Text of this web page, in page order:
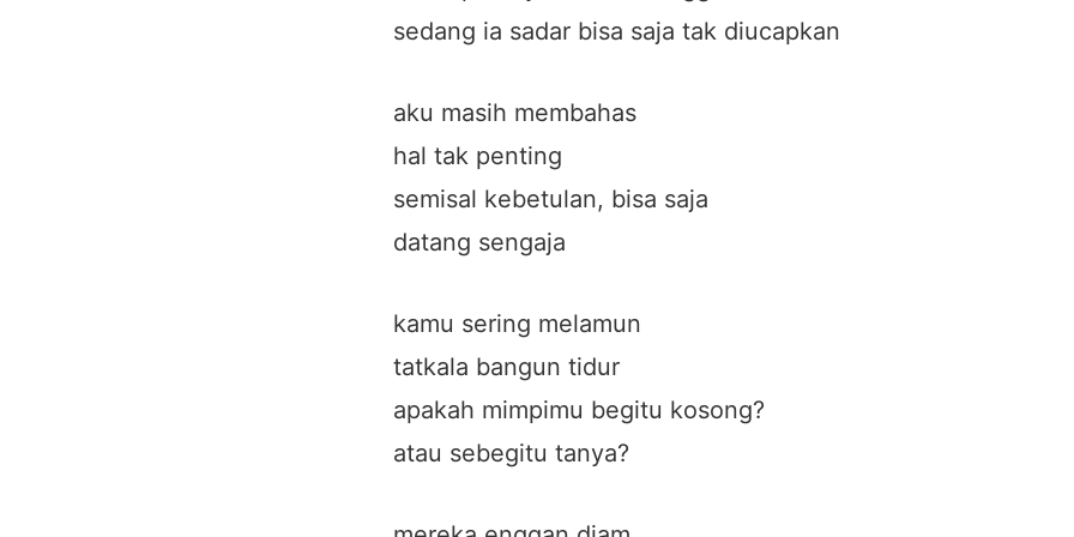
sedang ia sadar bisa saja tak diucapkan
aku masih membahas
hal tak penting
semisal kebetulan, bisa saja
datang sengaja
kamu sering melamun
tatkala bangun tidur
apakah mimpimu begitu kosong?
atau sebegitu tanya?